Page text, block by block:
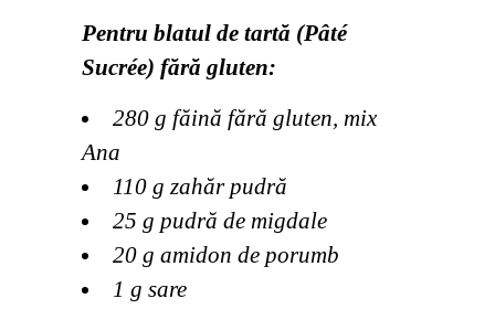
Pentru blatul de tartă (Pâté
Sucrée) fără gluten:
280 g făină fără gluten, mix
Ana
110 g zahăr pudră
25 g pudră de migdale
20 g amidon de porumb
1 g sare